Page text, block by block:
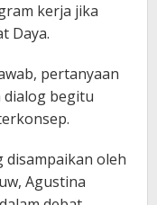
kerja jika
Daya.
pertanyaan
dialog begitu
oleh
Agustina